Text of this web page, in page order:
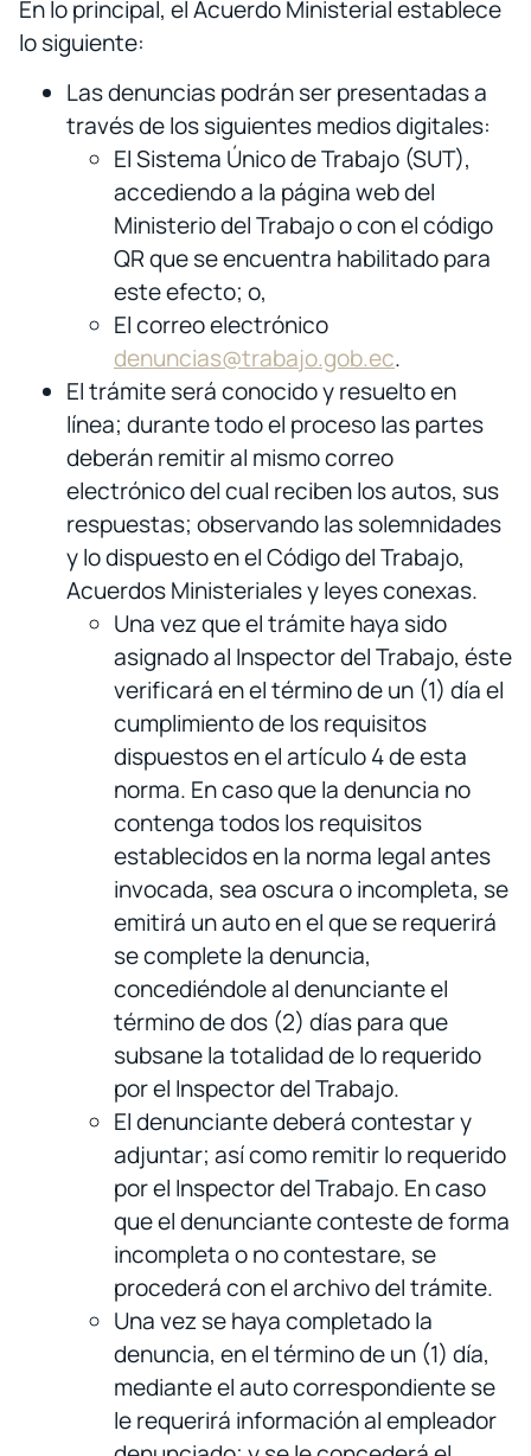
En lo principal, el Acuerdo Ministerial establece
lo siguiente:
Las denuncias podrán ser presentadas a
través de los siguientes medios digitales:
El Sistema Único de Trabajo (SUT),
accediendo a la página web del
Ministerio del Trabajo o con el código
QR que se encuentra habilitado para
este efecto; o,
El correo electrónico
denuncias@trabajo.gob.ec.
El trámite será conocido y resuelto en
línea; durante todo el proceso las partes
deberán remitir al mismo correo
electrónico del cual reciben los autos, sus
respuestas; observando las solemnidades
y lo dispuesto en el Código del Trabajo,
Acuerdos Ministeriales y leyes conexas.
Una vez que el trámite haya sido
asignado al Inspector del Trabajo, éste
verificará en el término de un (1) día el
cumplimiento de los requisitos
dispuestos en el artículo 4 de esta
norma. En caso que la denuncia no
contenga todos los requisitos
establecidos en la norma legal antes
invocada, sea oscura o incompleta, se
emitirá un auto en el que se requerirá
se complete la denuncia,
concediéndole al denunciante el
término de dos (2) días para que
subsane la totalidad de lo requerido
por el Inspector del Trabajo.
El denunciante deberá contestar y
adjuntar; así como remitir lo requerido
por el Inspector del Trabajo. En caso
que el denunciante conteste de forma
incompleta o no contestare, se
procederá con el archivo del trámite.
Una vez se haya completado la
denuncia, en el término de un (1) día,
mediante el auto correspondiente se
le requerirá información al empleador